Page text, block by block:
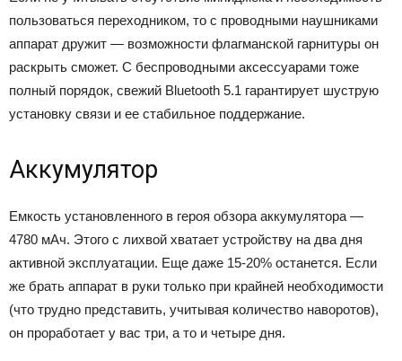
пользоваться переходником, то с проводными наушниками
аппарат дружит — возможности флагманской гарнитуры он
раскрыть сможет. С беспроводными аксессуарами тоже
полный порядок, свежий Bluetooth 5.1 гарантирует шуструю
установку связи и ее стабильное поддержание.
Аккумулятор
Емкость установленного в героя обзора аккумулятора —
4780 мАч. Этого с лихвой хватает устройству на два дня
активной эксплуатации. Еще даже 15-20% останется. Если
же брать аппарат в руки только при крайней необходимости
(что трудно представить, учитывая количество наворотов),
он проработает у вас три, а то и четыре дня.